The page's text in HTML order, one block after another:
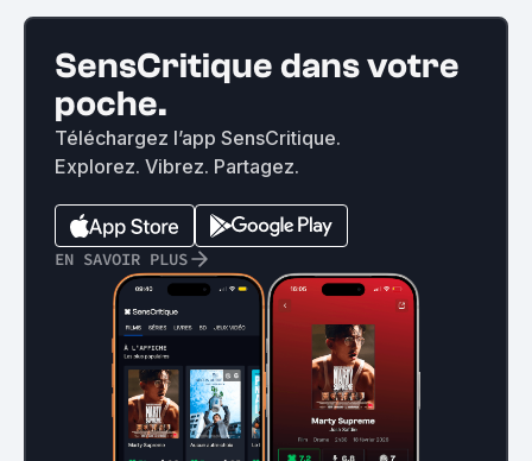
SensCritique dans votre
poche.
Téléchargez l’app SensCritique.
Explorez. Vibrez. Partagez.
EN SAVOIR PLUS